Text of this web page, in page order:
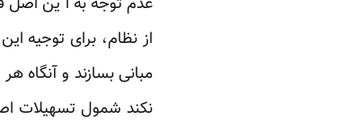
از نظام، برای توجیه
مبانی بسازند و